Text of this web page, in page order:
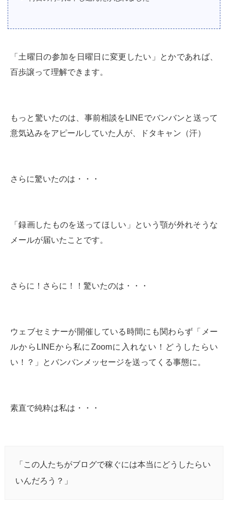
「土曜日の参加を日曜日に変更したい」とかであれば、
百歩譲って理解できます。
もっと驚いたのは、事前相談をLINEでバンバンと送って
意気込みをアピールしていた人が、ドタキャン（汗）
さらに驚いたのは・・・
「録画したものを送ってほしい」という顎が外れそうな
メールが届いたことです。
さらに！さらに！！驚いたのは・・・
ウェブセミナーが開催している時間にも関わらず「メー
ルからLINEから私にZoomに入れない！どうしたらい
い！？」とバンバンメッセージを送ってくる事態に。
素直で純粋は私は・・・
「この人たちがブログで稼ぐには本当にどうしたらい
いんだろう？」